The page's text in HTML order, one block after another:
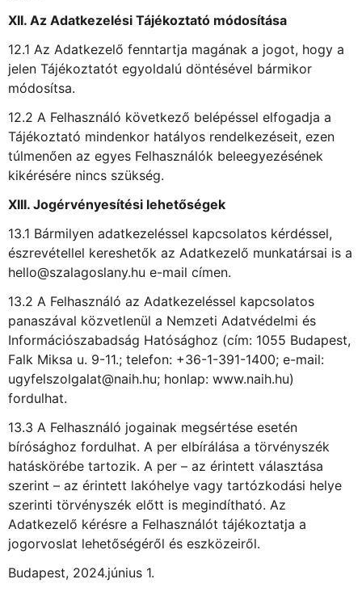
XII. Az Adatkezelési Tájékoztató módosítása
12.1 Az Adatkezelő fenntartja magának a jogot, hogy a
jelen Tájékoztatót egyoldalú döntésével bármikor
módosítsa.
12.2 A Felhasználó következő belépéssel elfogadja a
Tájékoztató mindenkor hatályos rendelkezéseit, ezen
túlmenően az egyes Felhasználók beleegyezésének
kikérésére nincs szükség.
XIII. Jogérvényesítési lehetőségek
13.1 Bármilyen adatkezeléssel kapcsolatos kérdéssel,
észrevétellel kereshetők az Adatkezelő munkatársai is a
hello@szalagoslany.hu e-mail címen.
13.2 A Felhasználó az Adatkezeléssel kapcsolatos
panaszával közvetlenül a Nemzeti Adatvédelmi és
Információszabadság Hatósághoz (cím: 1055 Budapest,
Falk Miksa u. 9-11.; telefon: +36-1-391-1400; e-mail:
ugyfelszolgalat@naih.hu; honlap: www.naih.hu)
fordulhat.
13.3 A Felhasználó jogainak megsértése esetén
bírósághoz fordulhat. A per elbírálása a törvényszék
hatáskörébe tartozik. A per – az érintett választása
szerint – az érintett lakóhelye vagy tartózkodási helye
szerinti törvényszék előtt is megindítható. Az
Adatkezelő kérésre a Felhasználót tájékoztatja a
jogorvoslat lehetőségéről és eszközeiről.
Budapest, 2024.június 1.